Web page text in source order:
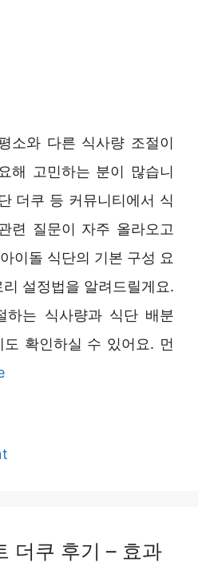
소와 다른 식사량 조절이
해 고민하는 분이 많습니
더쿠 등 커뮤니티에서 식
련 질문이 자주 올라오고
이돌 식단의 기본 구성 요
설정법을 알려드릴게요.
하는 식사량과 식단 배분
확인하실 수 있어요. 먼
더쿠 후기 – 효과